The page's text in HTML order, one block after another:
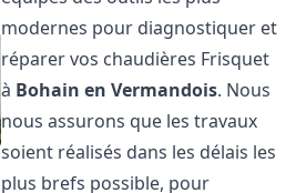
modernes pour diagnostiquer et
réparer vos chaudières Frisquet
à Bohain en Vermandois. Nous
nous assurons que les travaux
soient réalisés dans les délais les
plus brefs possible, pour